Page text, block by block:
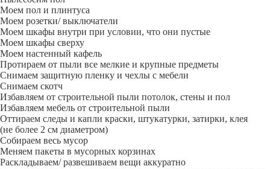
Моем пол и плинтуса
Моем розетки/ выключатели
Моем шкафы внутри при условии, что они пустые
Моем шкафы сверху
Моем настенный кафель
Протираем от пыли все мелкие и крупные предметы
Снимаем защитную пленку и чехлы с мебели
Снимаем скотч
Избавляем от строительной пыли потолок, стены и пол
Избавляем мебель от строительной пыли
Оттираем следы и капли краски, штукатурки, затирки, клея
(не более 2 см диаметром)
Собираем весь мусор
Меняем пакеты в мусорных корзинах
Раскладываем/ развешиваем вещи аккуратно